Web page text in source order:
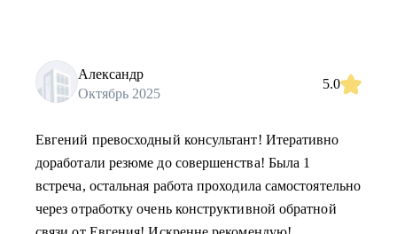
Александр
Октябрь 2025
5.0
Евгений превосходный консультант! Итеративно
доработали резюме до совершенства! Была 1
встреча, остальная работа проходила самостоятельно
через отработку очень конструктивной обратной